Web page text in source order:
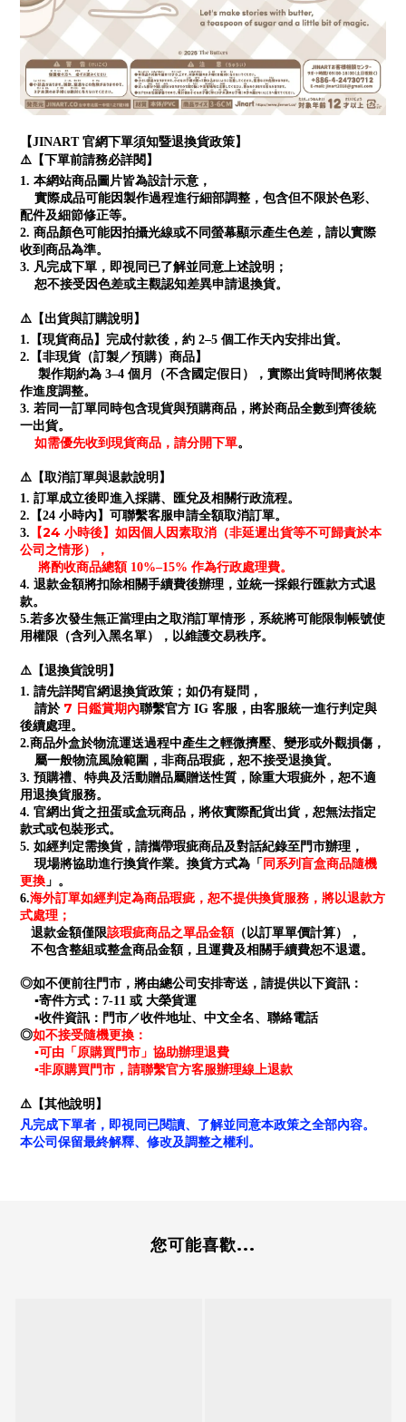
【JINART 官網下單須知暨退換貨政策】
⚠️【下單前請務必詳閱】
1. 本網站商品圖片皆為設計示意，
實際成品可能因製作過程進行細部調整，包含但不限於色彩、
配件及細節修正等。
2. 商品顏色可能因拍攝光線或不同螢幕顯示產生色差，請以實際
收到商品為準。
3. 凡完成下單，即視同已了解並同意上述說明；
恕不接受因色差或主觀認知差異申請退換貨。
⚠️【出貨與訂購說明】
1.【現貨商品】完成付款後，約 2–5 個工作天內安排出貨。
2.【非現貨（訂製／預購）商品】
製作期約為 3–4 個月（不含國定假日），實際出貨時間將依製
作進度調整。
3. 若同一訂單同時包含現貨與預購商品，將於商品全數到齊後統
一出貨。
如需優先收到現貨商品，請分開下單。
⚠️【取消訂單與退款說明】
1. 訂單成立後即進入採購、匯兌及相關行政流程。
2.【24 小時內】可聯繫客服申請全額取消訂單。
3.
【24 小時後】如因個人因素取消（非延遲出貨等不可歸責於本
公司之情形），
將酌收商品總額 10%–15% 作為行政處理費。
4. 退款金額將扣除相關手續費後辦理，並統一採銀行匯款方式退
款。
5.若多次發生無正當理由之取消訂單情形，系統將可能限制帳號使
用權限（含列入黑名單），以維護交易秩序。
⚠️【退換貨說明】
1. 請先詳閱官網退換貨政策；如仍有疑問，
請於 7 日鑑賞期內聯繫官方 IG 客服，由客服統一進行判定與
後續處理。
2.商品外盒於物流運送過程中產生之輕微擠壓、變形或外觀損傷，
屬一般物流風險範圍，非商品瑕疵，恕不接受退換貨。
3. 預購禮、特典及活動贈品屬贈送性質，除重大瑕疵外，恕不適
用退換貨服務。
4. 官網出貨之扭蛋或盒玩商品，將依實際配貨出貨，恕無法指定
款式或包裝形式。
5. 如經判定需換貨，請攜帶瑕疵商品及對話紀錄至門市辦理，
現場將協助進行換貨作業。換貨方式為「 同系列盲盒商品隨機
更換 」。
6.海外訂單如經判定為商品瑕疵，恕不提供換貨服務，將以退款方
式處理；
退款金額僅限該瑕疵商品之單品金額（以訂單單價計算），
不包含整組或整盒商品金額，且運費及相關手續費恕不退還。
◎如不便前往門市，將由總公司安排寄送，請提供以下資訊：
▪寄件方式：7-11 或 大榮貨運
▪收件資訊：門市／收件地址、中文全名、聯絡電話
◎如不接受隨機更換：
▪可由「原購買門市」協助辦理退費
▪非原購買門市，請聯繫官方客服辦理線上退款
⚠️【其他說明】
凡完成下單者，即視同已閱讀、了解並同意本政策之全部內容。
本公司保留最終解釋、修改及調整之權利。
您可能喜歡...